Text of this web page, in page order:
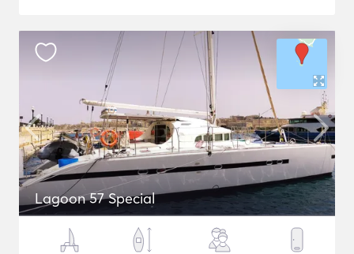
Lagoon 57 Special